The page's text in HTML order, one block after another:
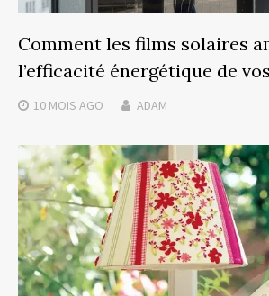
Comment les films solaires
l’efficacité énergétique de
10 MOIS AGO ADAM